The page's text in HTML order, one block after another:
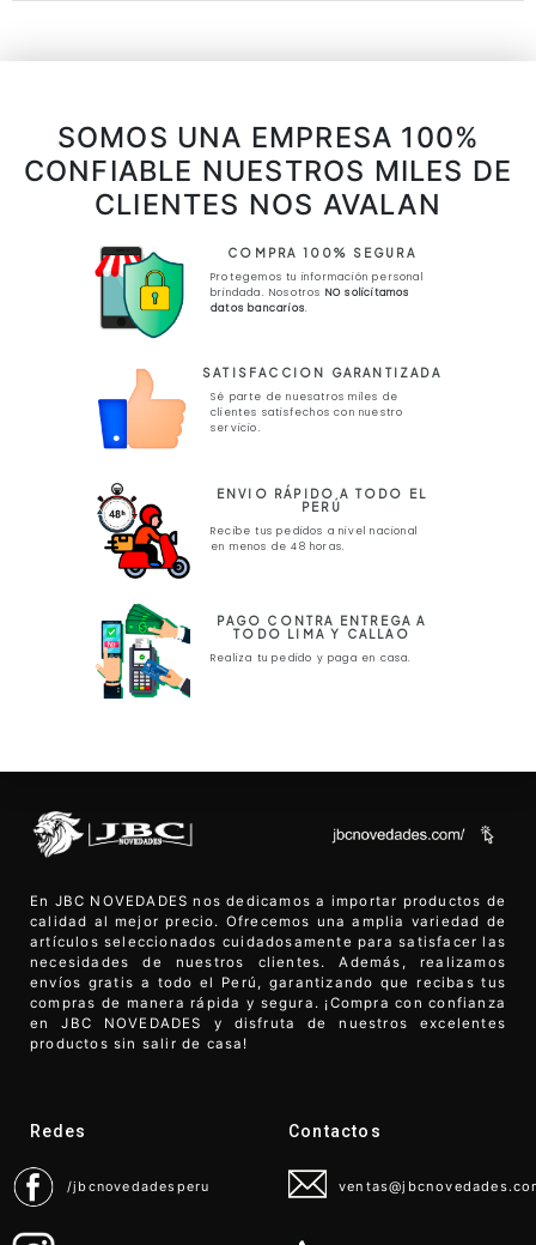
SOMOS UNA EMPRESA 100%
CONFIABLE NUESTROS MILES DE
CLIENTES NOS AVALAN
COMPRA 100% SEGURA
Protegemos tu información personal
brindada. Nosotros NO solicitamos
datos bancarios.
SATISFACCION GARANTIZADA
Sé parte de nuesatros miles de
clientes satisfechos con nuestro
servicio.
ENVIO RÁPIDO A TODO EL
PERÚ
Recibe tus pedidos a nivel nacional
en menos de 48 horas.
PAGO CONTRA ENTREGA A
TODO LIMA Y CALLAO
Realiza tu pedido y paga en casa.
En JBC NOVEDADES nos dedicamos a importar productos de
calidad al mejor precio. Ofrecemos una amplia variedad de
artículos seleccionados cuidadosamente para satisfacer las
necesidades de nuestros clientes. Además, realizamos
envíos gratis a todo el Perú, garantizando que recibas tus
compras de manera rápida y segura. ¡Compra con confianza
en JBC NOVEDADES y disfruta de nuestros excelentes
productos sin salir de casa!
Redes
/jbcnovedadesperu
Contactos